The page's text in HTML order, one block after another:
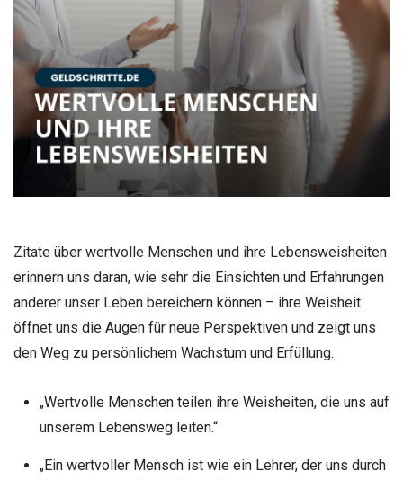
Zitate über wertvolle Menschen und ihre Lebensweisheiten
erinnern uns daran, wie sehr die Einsichten und Erfahrungen
anderer unser Leben bereichern können – ihre Weisheit
öffnet uns die Augen für neue Perspektiven und zeigt uns
den Weg zu persönlichem Wachstum und Erfüllung.
„Wertvolle Menschen teilen ihre Weisheiten, die uns auf
unserem Lebensweg leiten.“
„Ein wertvoller Mensch ist wie ein Lehrer, der uns durch